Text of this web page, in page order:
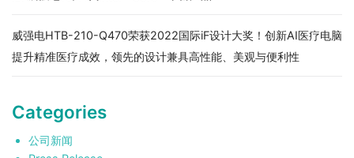
威强电HTB-210-Q470荣获2022国际iF设计大奖！创新AI医疗电脑
提升精准医疗成效，领先的设计兼具高性能、美观与便利性
Categories
公司新闻